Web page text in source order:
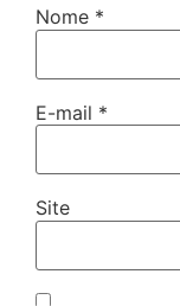
Nome *
E-mail *
Site